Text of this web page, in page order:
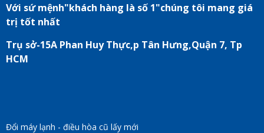
Với sứ mệnh"khách hàng là số 1"chúng tôi mang giá
trị tốt nhất
Trụ sở-15A Phan Huy Thực,p Tân Hưng,Quận 7, Tp
HCM
Đổi máy lạnh - điều hòa cũ lấy mới